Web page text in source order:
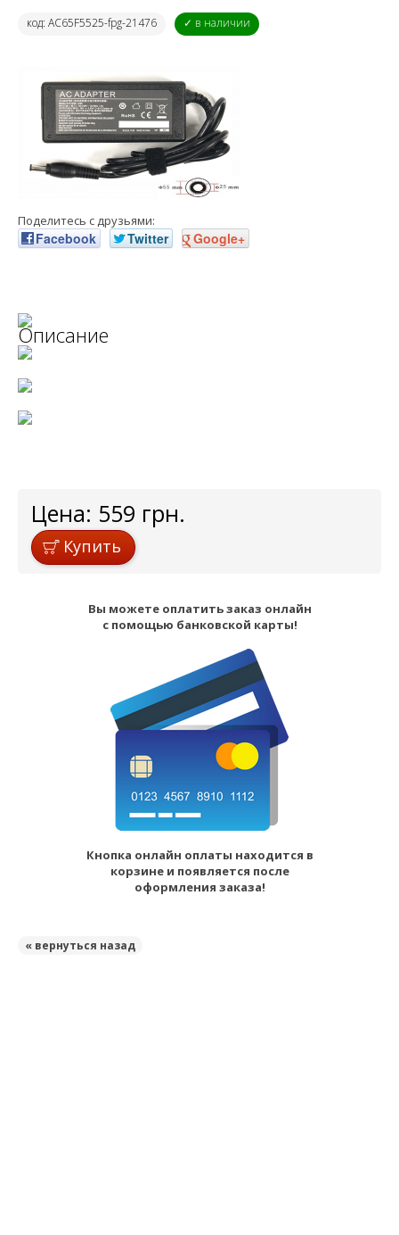
код: AC65F5525-fpg-21476 ✓ в наличии
Поделитесь с друзьями:
Facebook Twitter Google+
Описание
Цена: 559 грн.
Купить
Вы можете оплатить заказ онлайн
с помощью банковской карты!
Кнопка онлайн оплаты находится в
корзине и появляется после
оформления заказа!
« вернуться назад